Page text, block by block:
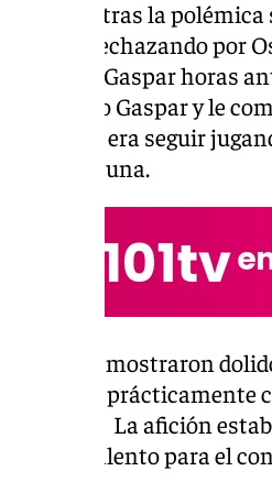
Rosaleda tras la polémica
acabó rechazando por
Manolo Gaspar horas
Manolo Gaspar y le
su deseo era seguir
por Osasuna.
afición se mostraron
estaba prácticamente
de firmar. La afición
con más talento para el